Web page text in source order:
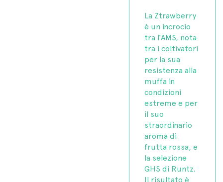
La Ztrawberry
è un incrocio
tra l’AMS, nota
tra i coltivatori
per la sua
resistenza alla
muffa in
condizioni
estreme e per
il suo
straordinario
aroma di
frutta rossa, e
la selezione
GHS di Runtz.
Il risultato è